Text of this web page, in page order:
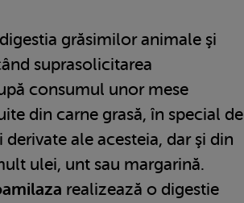
grăsimilor animale şi
suprasolicitarea
consumul unor mese
din carne grasă, în special de
ale acesteia, dar şi din
ulei, unt sau margarină.
realizează o digestie